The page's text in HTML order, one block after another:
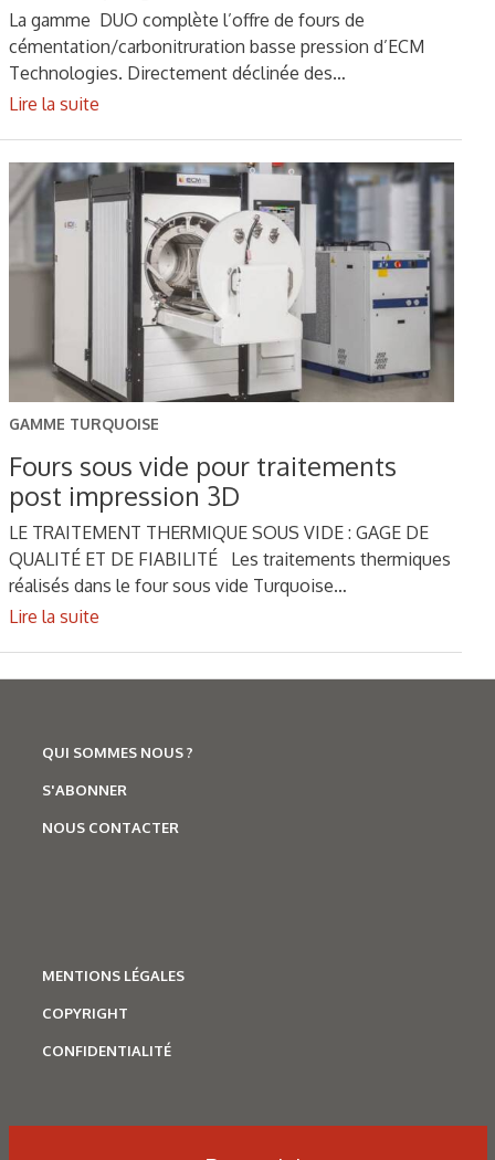
La gamme DUO complète l’offre de fours de
cémentation/carbonitruration basse pression d’ECM
Technologies. Directement déclinée des…
Lire la suite
GAMME TURQUOISE
Fours sous vide pour traitements
post impression 3D
LE TRAITEMENT THERMIQUE SOUS VIDE : GAGE DE
QUALITÉ ET DE FIABILITÉ Les traitements thermiques
réalisés dans le four sous vide Turquoise…
Lire la suite
QUI SOMMES NOUS ?
S'ABONNER
NOUS CONTACTER
MENTIONS LÉGALES
COPYRIGHT
CONFIDENTIALITÉ